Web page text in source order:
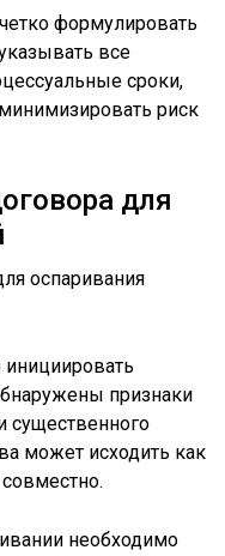
формулировать
все
сроки,
риск
для
признаки
существенного
может исходить как
необходимо